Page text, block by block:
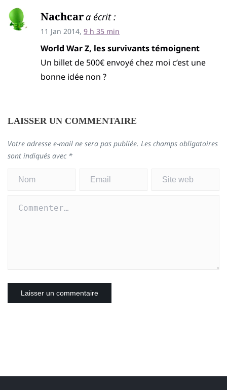
Nachcara écrit :
11 Jan 2014, 9 h 35 min
World War Z, les survivants témoignent
Un billet de 500€ envoyé chez moi c’est une
bonne idée non ?
LAISSER UN COMMENTAIRE
Votre adresse e-mail ne sera pas publiée. Les champs obligatoires
sont indiqués avec *